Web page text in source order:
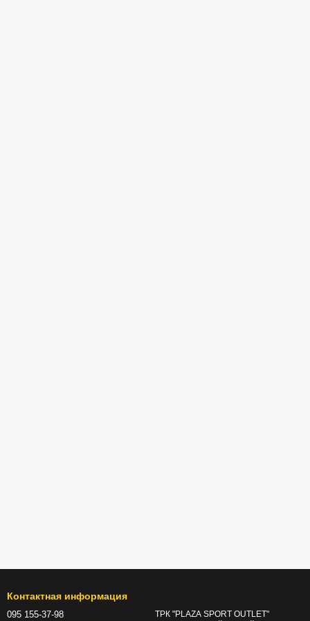
Контактная информация
095 155-37-98
ТРК "PLAZA SPORT OUTLET"